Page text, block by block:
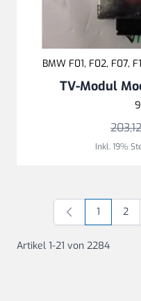
BMW F01, F02, F07,
TV-Modul
Inkl. 19%
Artikel 1-21 von 2284
Sie lesen
1 Seite
2